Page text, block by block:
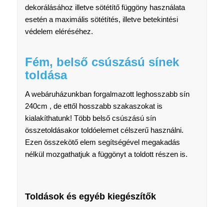
dekorálásához illetve sötétítő függöny használata
esetén a maximális sötétítés, illetve betekintési
védelem eléréséhez.
Fém, belső csúszású sínek
toldása
A webáruházunkban forgalmazott leghosszabb sín
240cm , de ettől hosszabb szakaszokat is
kialakíthatunk! Több belső csúszású sín
összetoldásakor toldóelemet célszerű használni.
Ezen összekötő elem segítségével megakadás
nélkül mozgathatjuk a függönyt a toldott részen is.
Toldások és egyéb kiegészítők